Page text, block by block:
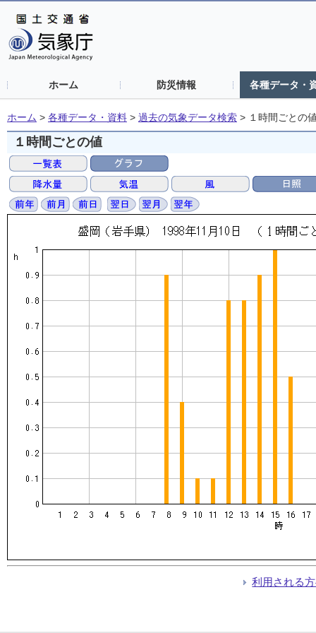
ホーム 防災情報 各種データ・
ホーム > 各種データ・資料 > 過去の気象データ検索 > １時間ごとの
１時間ごとの値
利用される